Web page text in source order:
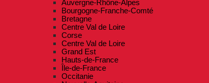
Auvergne-Rhône-Alpes
Bourgogne-Franche-Comté
Bretagne
Centre Val de Loire
Corse
Centre Val de Loire
Grand Est
Hauts-de-France
Île-de-France
Occitanie